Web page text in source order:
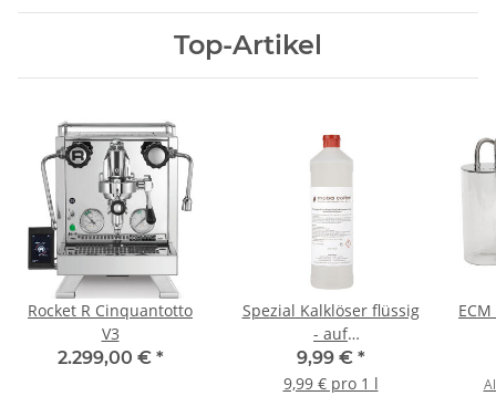
Top-Artikel
Rocket R Cinquantotto
V3
2.299,00 € *
Spezial Kalklöser flüssig
- auf
Amidosulfonsäurebasis
9,99 € *
9,99 € pro 1 l